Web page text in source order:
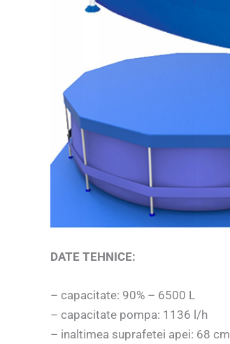
DATE TEHNICE:
– capacitate: 90% – 6500 L
– capacitate pompa: 1136 l/h
– inaltimea suprafetei apei: 68 cm